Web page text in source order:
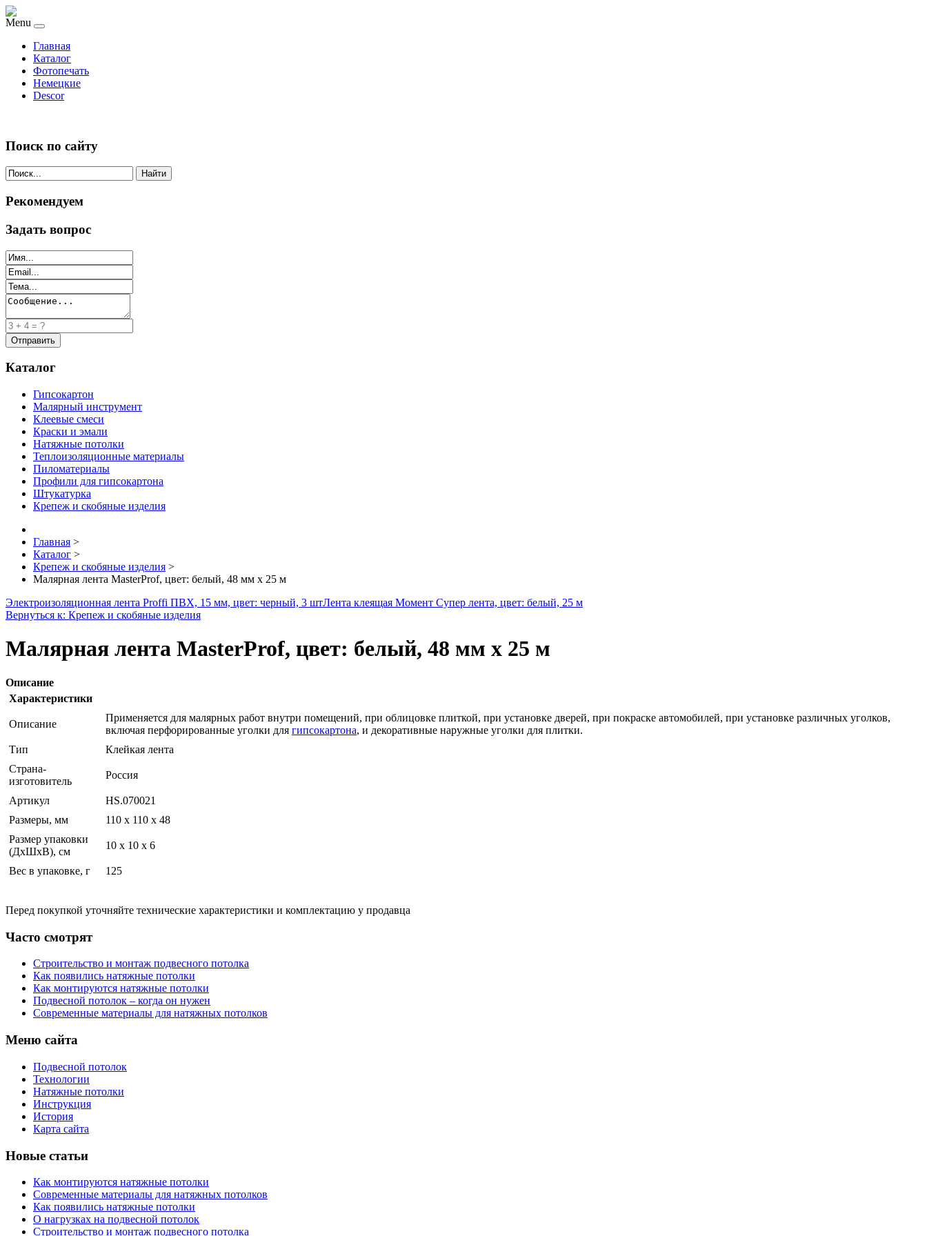
Menu
Главная
Каталог
Фотопечать
Немецкие
Descor
Поиск по сайту
Найти
Рекомендуем
Задать вопрос
Каталог
Гипсокартон
Малярный инструмент
Клеевые смеси
Краски и эмали
Натяжные потолки
Теплоизоляционные материалы
Пиломатериалы
Профили для гипсокартона
Штукатурка
Крепеж и скобяные изделия
Главная >
Каталог >
Крепеж и скобяные изделия >
Малярная лента MasterProf, цвет: белый, 48 мм х 25 м
Электроизоляционная лента Proffi ПВХ, 15 мм, цвет: черный, 3 штЛента клеящая Момент Супер лента, цвет: белый, 25 м
Вернуться к: Крепеж и скобяные изделия
Малярная лента MasterProf, цвет: белый, 48 мм х 25 м
Описание
Характеристики
Описание
Применяется для малярных работ внутри помещений, при облицовке плиткой, при установке дверей, при покраске автомобилей, при установке различных уголков,
включая перфорированные уголки для гипсокартона, и декоративные наружные уголки для плитки.
Тип
Клейкая лента
Страна-
изготовитель
Россия
Артикул
HS.070021
Размеры, мм
110 х 110 х 48
Размер упаковки
(ДхШхВ), см
10 x 10 x 6
Вес в упаковке, г 125
Перед покупкой уточняйте технические характеристики и комплектацию у продавца
Часто смотрят
Строительство и монтаж подвесного потолка
Как появились натяжные потолки
Как монтируются натяжные потолки
Подвесной потолок – когда он нужен
Современные материалы для натяжных потолков
Меню сайта
Подвесной потолок
Технологии
Натяжные потолки
Инструкция
История
Карта сайта
Новые статьи
Как монтируются натяжные потолки
Современные материалы для натяжных потолков
Как появились натяжные потолки
О нагрузках на подвесной потолок
Строительство и монтаж подвесного потолка